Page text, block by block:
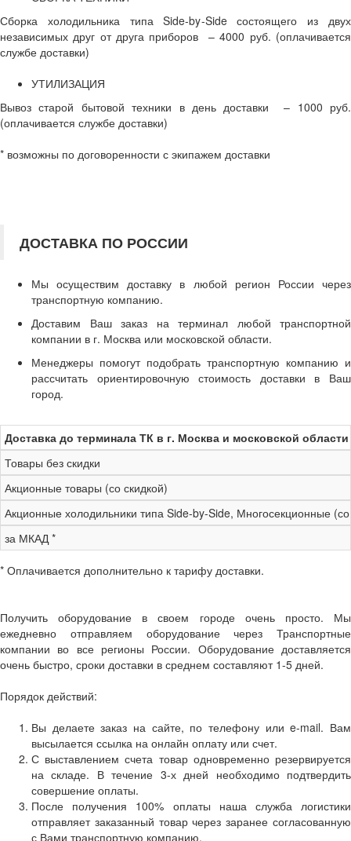
Сборка холодильника типа Side-by-Side состоящего из двух
независимых друг от друга приборов – 4000 руб. (оплачивается
службе доставки)
УТИЛИЗАЦИЯ
Вывоз старой бытовой техники в день доставки – 1000 руб.
(оплачивается службе доставки)
* возможны по договоренности с экипажем доставки
ДОСТАВКА ПО РОССИИ
Мы осуществим доставку в любой регион России через
транспортную компанию.
Доставим Ваш заказ на терминал любой транспортной
компании в г. Москва или московской области.
Менеджеры помогут подобрать транспортную компанию и
рассчитать ориентировочную стоимость доставки в Ваш
город.
Доставка до терминала ТК в г. Москва и московской области
Товары без скидки
Акционные товары (со скидкой)
Акционные холодильники типа Side-by-Side, Многосекционные (со
за МКАД *
* Оплачивается дополнительно к тарифу доставки.
Получить оборудование в своем городе очень просто. Мы
ежедневно отправляем оборудование через Транспортные
компании во все регионы России. Оборудование доставляется
очень быстро, сроки доставки в среднем составляют 1-5 дней.
Порядок действий:
Вы делаете заказ на сайте, по телефону или e-mail. Вам
высылается ссылка на онлайн оплату или счет.
С выставлением счета товар одновременно резервируется
на складе. В течение 3-х дней необходимо подтвердить
совершение оплаты.
После получения 100% оплаты наша служба логистики
отправляет заказанный товар через заранее согласованную
с Вами транспортную компанию.